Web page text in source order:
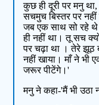
कुछ ही दूरी पर मनु
सचमुच बिस्तर पर
जब एक साथ सो रहे थे
ही नहीं था। तू सच
पर चढ़ा था । तेरे झूठ
नहीं खाया। माँ ने भी
जरूर पीटेंगे।'
मनु ने कहा-'मैं भी उठा